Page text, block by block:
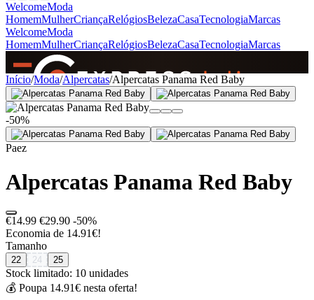
WelcomeModa
HomemMulherCriançaRelógiosBelezaCasaTecnologiaMarcas
WelcomeModa
HomemMulherCriançaRelógiosBelezaCasaTecnologiaMarcas
SINCE 2005
+de 36.000 reviews
Início/Moda/Alpercatas/Alpercatas Panama Red Baby
-50%
Paez
Alpercatas Panama Red Baby
€14.99 €29.90 -50%
Economia de 14.91€!
Tamanho
22 24 25
Stock limitado: 10 unidades
💰 Poupa 14.91€ nesta oferta!